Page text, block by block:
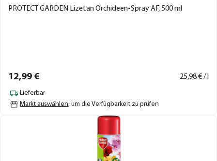
PROTECT GARDEN Lizetan Orchideen-Spray AF, 500 ml
12,99 € 25,98€ / l
Lieferbar
Markt auswählen, um die Verfügbarkeit zu prüfen